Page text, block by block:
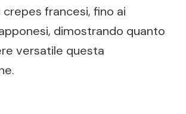
crepes francesi, fino ai
dimostrando quanto
versatile questa